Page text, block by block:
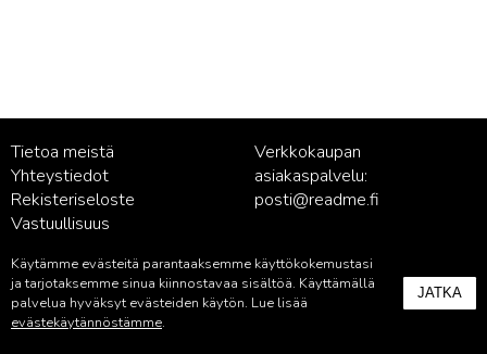
Tietoa meistä
Yhteystiedot
Rekisteriseloste
Vastuullisuus
Verkkokaupan
asiakaspalvelu:
posti@readme.fi
Kustantamon asiakaspalvelu:
palvelu@readme.fi
Käytämme evästeitä parantaaksemme käyttökokemustasi
ja tarjotaksemme sinua kiinnostavaa sisältöä. Käyttämällä
palvelua hyväksyt evästeiden käytön. Lue lisää
evästekäytännöstämme.
JATKA